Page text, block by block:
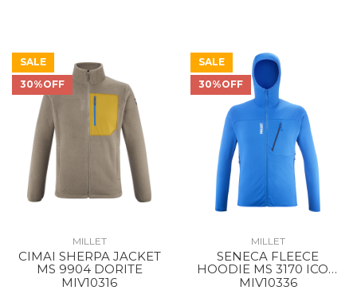
SALE
30%OFF
MILLET
CIMAI SHERPA JACKET
MS 9904 DORITE
MIV10316
SALE
30%OFF
MILLET
SENECA FLEECE
HOODIE MS 3170 ICON
BLUE
MIV10336